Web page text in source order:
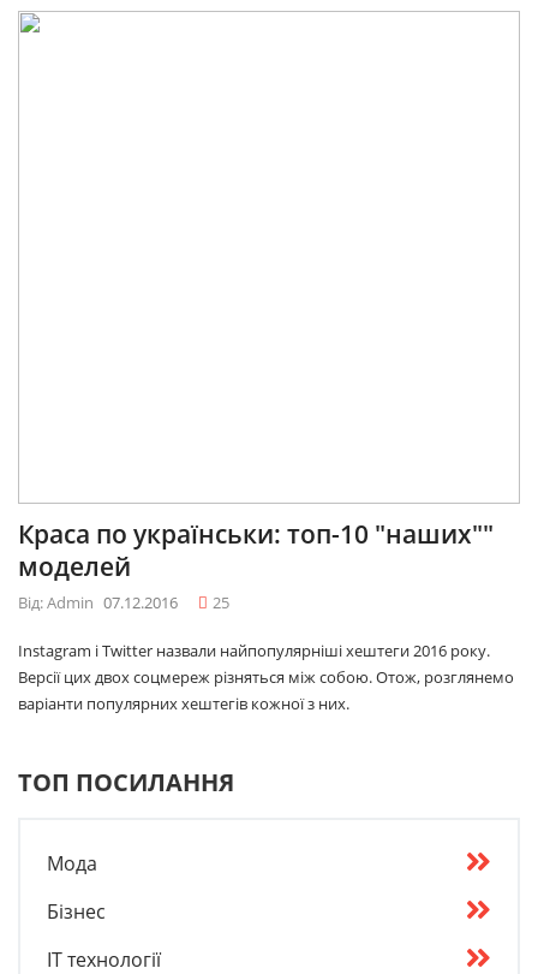
Краса по українськи: топ-10 "наших""
моделей
Від: Admin 07.12.2016 25
Instagram і Twitter назвали найпопулярніші хештеги 2016 року.
Версії цих двох соцмереж різняться між собою. Отож, розглянемо
варіанти популярних хештегів кожної з них.
ТОП ПОСИЛАННЯ
Мода
Бізнес
IT технології